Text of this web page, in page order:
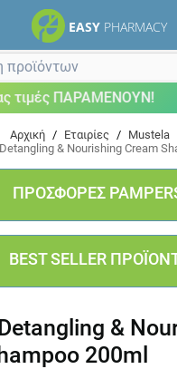
EASY PHARMACY
ΠΑΡΑΜΕΝΟΥΝ!
Αρχική / Εταιρίες / Mustela
& Nourishing Cream
ΠΡΟΣΦΟΡΕΣ
BEST SELLER
&
200ml